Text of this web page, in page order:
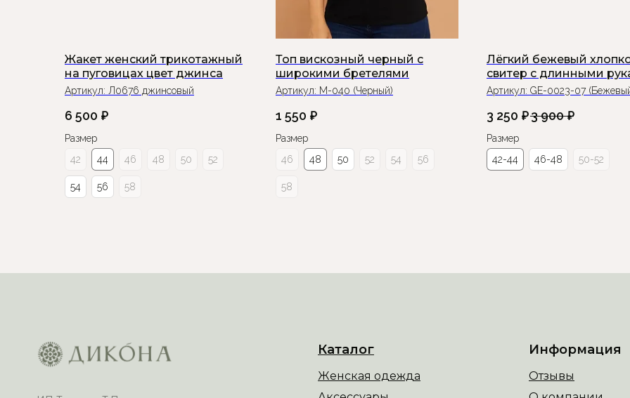
Жакет женский трикотажный
на пуговицах цвет джинса
Артикул: Л0676 джинсовый
6 500 ₽
Размер
42
44 46 48 50 52
54 56 58
Топ вискозный черный с
широкими бретелями
Артикул: М-040 (Черный)
1 550 ₽
Размер
46
48 50 52 54 56
58
Лёгкий бежевый
свитер с длинными
Артикул: GE-0023-07
3 250 ₽3 900 ₽
Размер
42-44
46-48 50-52
Каталог Информация
Женская одежда Отзывы